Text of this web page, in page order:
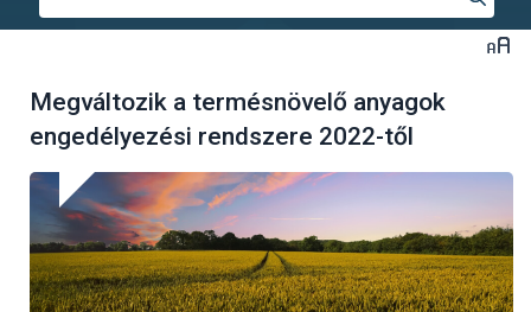
Megváltozik a termésnövelő anyagok
engedélyezési rendszere 2022-től